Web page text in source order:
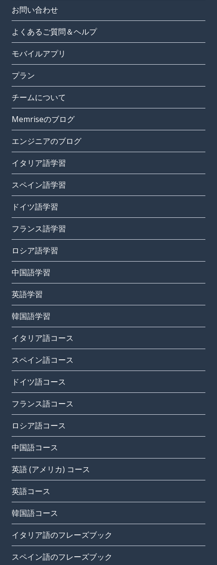
お問い合わせ
よくあるご質問＆ヘルプ
モバイルアプリ
プラン
チームについて
Memriseのブログ
エンジニアのブログ
イタリア語学習
スペイン語学習
ドイツ語学習
フランス語学習
ロシア語学習
中国語学習
英語学習
韓国語学習
イタリア語コース
スペイン語コース
ドイツ語コース
フランス語コース
ロシア語コース
中国語コース
英語 (アメリカ) コース
英語コース
韓国語コース
イタリア語のフレーズブック
スペイン語のフレーズブック